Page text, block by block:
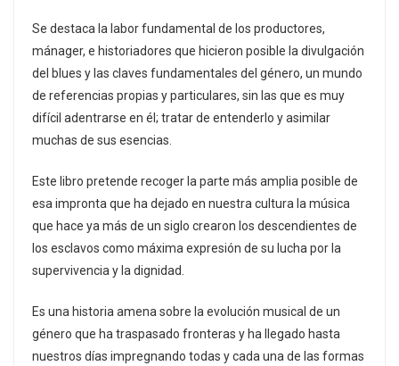
Se destaca la labor fundamental de los productores,
mánager, e historiadores que hicieron posible la divulgación
del blues y las claves fundamentales del género, un mundo
de referencias propias y particulares, sin las que es muy
difícil adentrarse en él; tratar de entenderlo y asimilar
muchas de sus esencias.
Este libro pretende recoger la parte más amplia posible de
esa impronta que ha dejado en nuestra cultura la música
que hace ya más de un siglo crearon los descendientes de
los esclavos como máxima expresión de su lucha por la
supervivencia y la dignidad.
Es una historia amena sobre la evolución musical de un
género que ha traspasado fronteras y ha llegado hasta
nuestros días impregnando todas y cada una de las formas